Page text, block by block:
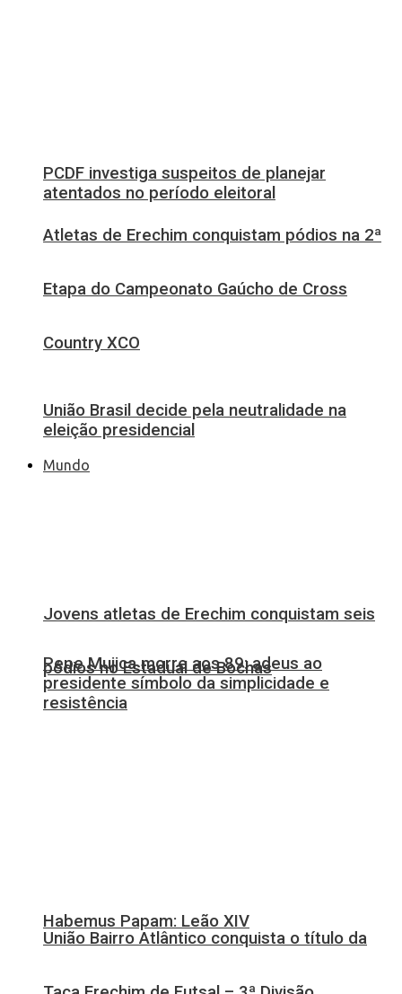
Atletas de Erechim conquistam pódios na 2ª
Etapa do Campeonato Gaúcho de Cross
Country XCO
Jovens atletas de Erechim conquistam seis
pódios no Estadual de Bochas
União Bairro Atlântico conquista o título da
PCDF investiga suspeitos de planejar
atentados no período eleitoral
União Brasil decide pela neutralidade na
eleição presidencial
Mundo
Pepe Mujica morre aos 89: adeus ao
presidente símbolo da simplicidade e
resistência
Habemus Papam: Leão XIV